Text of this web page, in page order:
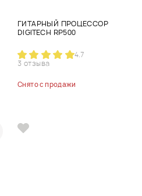
ГИТАРНЫЙ ПРОЦЕССОР
DIGITECH RP500
4.7
3 отзыва
Снято с продажи